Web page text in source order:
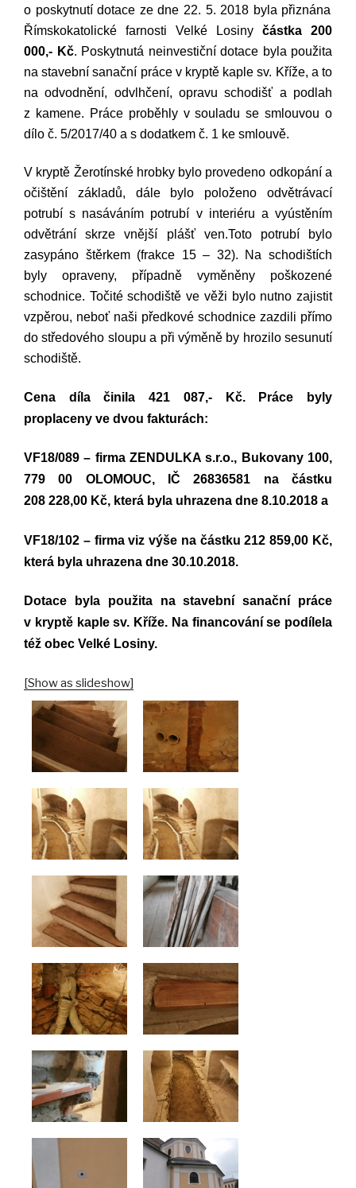
o poskytnutí dotace ze dne 22. 5. 2018 byla přiznána
Římskokatolické farnosti Velké Losiny částka 200
000,- Kč. Poskytnutá neinvestiční dotace byla použita
na stavební sanační práce v kryptě kaple sv. Kříže, a to
na odvodnění, odvlhčení, opravu schodišť a podlah
z kamene. Práce proběhly v souladu se smlouvou o
dílo č. 5/2017/40 a s dodatkem č. 1 ke smlouvě.
V kryptě Žerotínské hrobky bylo provedeno odkopání a
očištění základů, dále bylo položeno odvětrávací
potrubí s nasáváním potrubí v interiéru a vyústěním
odvětrání skrze vnější plášť ven.Toto potrubí bylo
zasypáno štěrkem (frakce 15 – 32). Na schodištích
byly opraveny, případně vyměněny poškozené
schodnice. Točité schodiště ve věži bylo nutno zajistit
vzpěrou, neboť naši předkové schodnice zazdili přímo
do středového sloupu a při výměně by hrozilo sesunutí
schodiště.
Cena díla činila 421 087,- Kč. Práce byly
proplaceny ve dvou fakturách:
VF18/089 – firma ZENDULKA s.r.o., Bukovany 100,
779 00 OLOMOUC, IČ 26836581 na částku
208 228,00 Kč, která byla uhrazena dne 8.10.2018 a
VF18/102 – firma viz výše na částku 212 859,00 Kč,
která byla uhrazena dne 30.10.2018.
Dotace byla použita na stavební sanační práce
v kryptě kaple sv. Kříže. Na financování se podílela
též obec Velké Losiny.
[Show as slideshow]